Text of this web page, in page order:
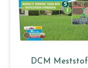
DCM Meststof